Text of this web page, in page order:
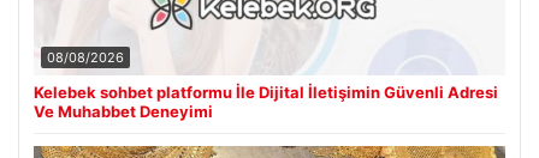
08/08/2026
Kelebek sohbet platformu İle Dijital İletişimin Güvenli Adresi
Ve Muhabbet Deneyimi